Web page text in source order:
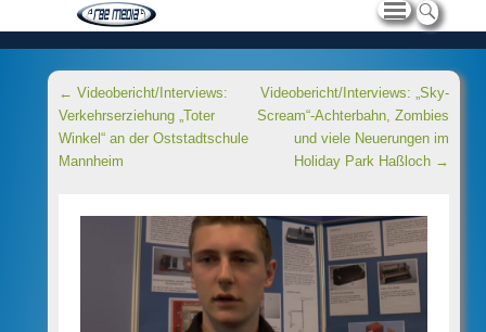
Beitragsnavigation
← Videobericht/Interviews:
Verkehrserziehung „Toter
Winkel“ an der Oststadtschule
Mannheim
Videobericht/Interviews: „Sky-
Scream“-Achterbahn, Zombies
und viele Neuerungen im
Holiday Park Haßloch →